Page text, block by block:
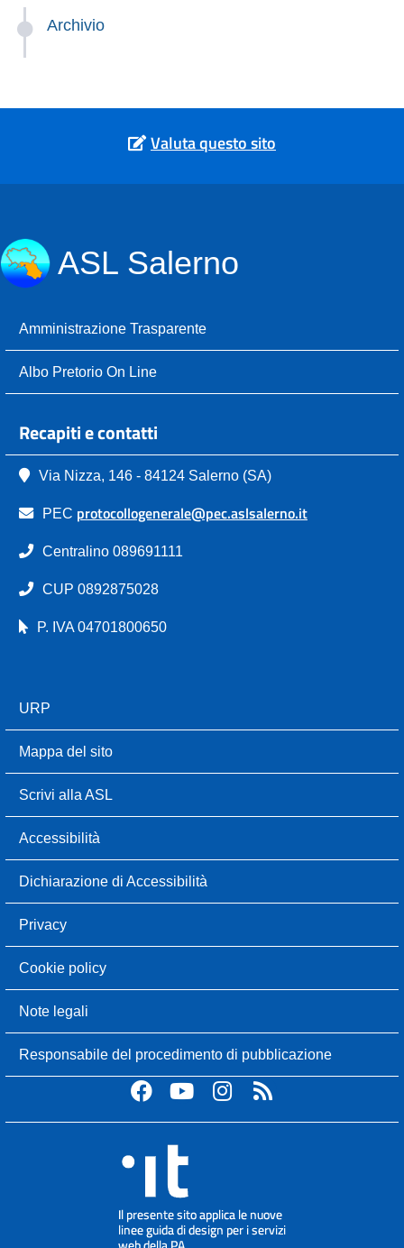
Archivio
Valuta questo sito
ASL Salerno
Amministrazione Trasparente
Albo Pretorio On Line
Recapiti e contatti
Via Nizza, 146 - 84124 Salerno (SA)
PEC protocollogenerale@pec.aslsalerno.it
Centralino 089691111
CUP 0892875028
P. IVA 04701800650
URP
Mappa del sito
Scrivi alla ASL
Accessibilità
Dichiarazione di Accessibilità
Privacy
Cookie policy
Note legali
Responsabile del procedimento di pubblicazione